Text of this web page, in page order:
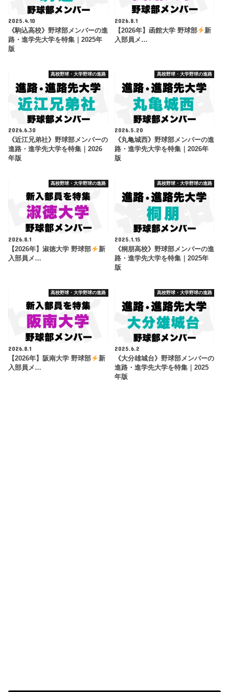
2025.4.10
《駒込高校》野球部メンバーの進
路・進学先大学を特集｜2025年
版
2026.8.1
【2026年】函館大学 野球部
新
入部員メ…
高校野球・大学野球の進路
2026.6.30
《近江兄弟社》野球部メンバーの
進路・進学先大学を特集｜2026
年版
高校野球・大学野球の進路
2026.5.20
《丸亀城西》野球部メンバーの進
路・進学先大学を特集｜2026年
版
高校野球・大学野球の進路
2026.8.1
【2026年】淑徳大学 野球部
新
入部員メ…
高校野球・大学野球の進路
2025.1.15
《桐朋高校》野球部メンバーの進
路・進学先大学を特集｜2025年
版
高校野球・大学野球の進路
2026.8.1
【2026年】阪南大学 野球部
新
入部員メ…
高校野球・大学野球の進路
2025.6.2
《大分雄城台》野球部メンバーの
進路・進学先大学を特集｜2025
年版